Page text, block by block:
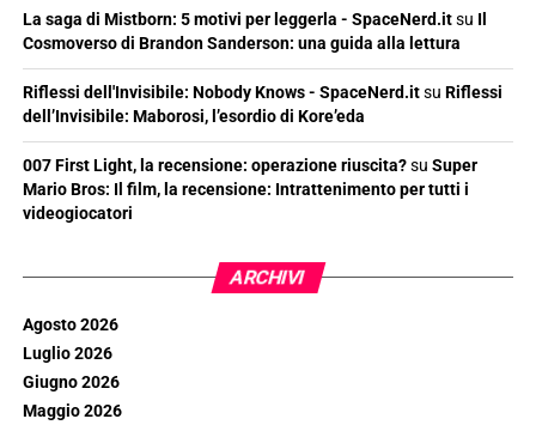
La saga di Mistborn: 5 motivi per leggerla - SpaceNerd.itsu Il
Cosmoverso di Brandon Sanderson: una guida alla lettura
Riflessi dell'Invisibile: Nobody Knows - SpaceNerd.itsu Riflessi
dell’Invisibile: Maborosi, l’esordio di Kore’eda
007 First Light, la recensione: operazione riuscita?su Super
Mario Bros: Il film, la recensione: Intrattenimento per tutti i
videogiocatori
ARCHIVI
Agosto 2026
Luglio 2026
Giugno 2026
Maggio 2026